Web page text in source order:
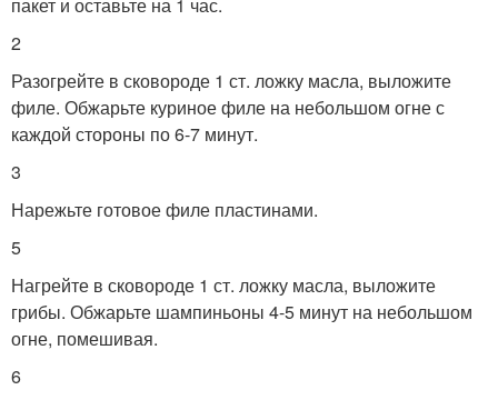
2
Разогрейте в сковороде 1 ст. ложку масла, выложите
филе. Обжарьте куриное филе на небольшом огне с
каждой стороны по 6-7 минут.
3
Нарежьте готовое филе пластинами.
5
Нагрейте в сковороде 1 ст. ложку масла, выложите
грибы. Обжарьте шампиньоны 4-5 минут на небольшом
огне, помешивая.
6